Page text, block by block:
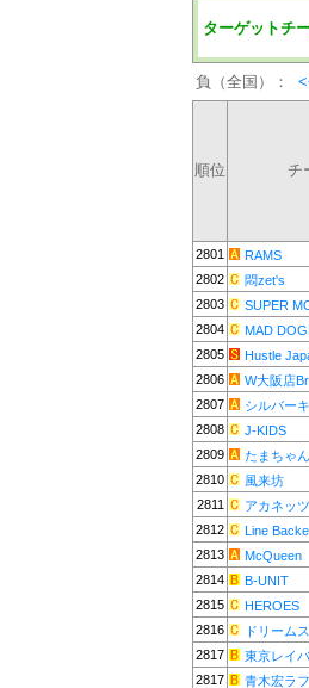
ターゲットチ
負（全国）：
順位 チ
2801 RAMS
2802
悶zet's
2803
SUPER
2804
MAD
2805
Hustle
2806
W大阪店
2807
シルバー
2808
J-KIDS
2809
たまちゃ
2810
風来坊
2811
アカネッツ
2812
Line
2813
McQueen
2814
B-UNIT
2815
HEROES
2816
ドリームス
2817
東京レイ
2817
青木宏ラ